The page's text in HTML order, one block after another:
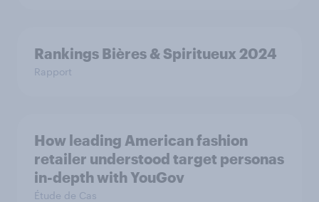
Rankings Bières & Spiritueux 2024
Rapport
How leading American fashion
retailer understood target personas
in-depth with YouGov
Étude de Cas